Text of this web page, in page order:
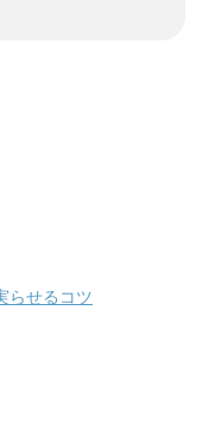
らせるコツ